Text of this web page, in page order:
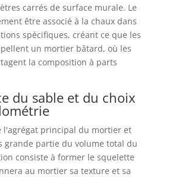
carrés de surface murale. Le
être associé à la chaux dans
spécifiques, créant ce que les
un mortier bâtard, où les
la composition à parts
du sable et du choix
l'agrégat principal du mortier et
grande partie du volume total du
consiste à former le squelette
au mortier sa texture et sa